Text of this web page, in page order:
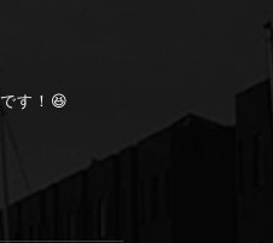
す！😆